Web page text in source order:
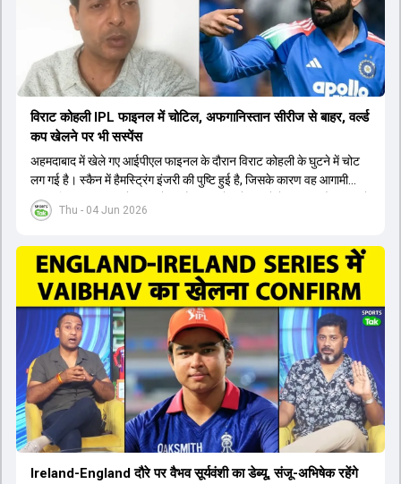
Thu - 04 Jun 2026
विराट कोहली IPL फाइनल में चोटिल, अफगानिस्तान सीरीज से बाहर, वर्ल्ड
कप खेलने पर भी सस्पेंस
अहमदाबाद में खेले गए आईपीएल फाइनल के दौरान विराट कोहली के घुटने में चोट
लग गई है। स्कैन में हैमस्ट्रिंग इंजरी की पुष्टि हुई है, जिसके कारण वह आगामी
अफगानिस्तान सीरीज से बाहर हो गए हैं। इस चोट से उबरने में सामान्य तौर पर 4 से
12 हफ्ते का समय लग सकता है, और अगर सर्जरी की जरूरत पड़ी तो 3 से 5 महीने
सेंटर ऑफ एक्सीलेंस जाएंगे। इस गंभीर चोट के कारण 14 जुलाई से शुरू होने वाले
इंग्लैंड दौरे और आगामी वर्ल्ड कप में उनके खेलने पर सस्पेंस बन गया है। दूसरी
तरफ, आईपीएल में इम्पैक्ट प्लेयर के तौर पर खेलने वाले रोहित शर्मा को भी अभी तक
मेडिकल क्लीयरेंस नहीं मिली है। शनिवार को मुंबई में होने वाली चयन समिति की
बैठक में यह देखना अहम होगा कि क्या चयनकर्ता विराट कोहली को फिटनेस की शर्त
पर टीम में शामिल करते हैं या नहीं।
Ireland-England दौरे पर वैभव सूर्यवंशी का डेब्यू, संजू-अभिषेक रहेंगे